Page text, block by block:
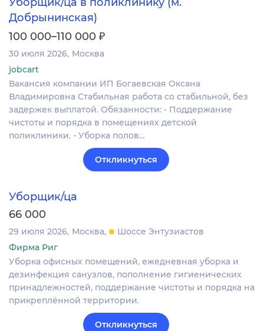
Добрынинская)
100 000–110 000 ₽
30 июля 2026 Москва
jobcart
Вакансия компании ИП Богаевская Оксана
Владимировна Стабильная работа со стабильной, без
задержек выплатой. Обязанности: - Поддержание
чистоты и порядка в помещениях детской
поликлиники. - Уборка полов…
Откликнуться
Уборщик/ца
66 000
29 июля 2026 Москва
Шоссе Энтузиастов
Фирма Риг
Уборка офисных помещений, ежедневная уборка и
дезинфекция санузлов, пополнение гигиенических
принадлежностей, поддержание чистоты и порядка на
прикреплённой территории.
Откликнуться